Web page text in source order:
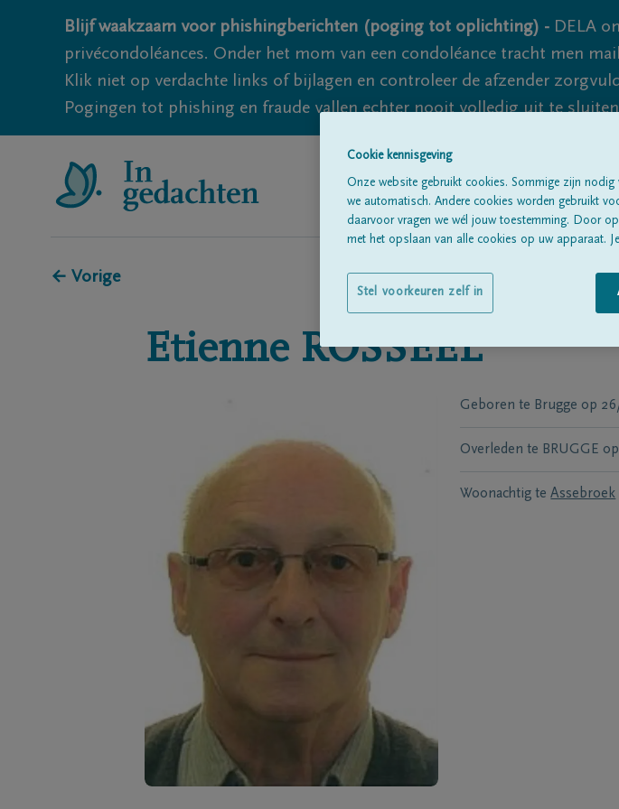
Blijf waakzaam voor phishingberichten (poging tot oplichting) - DELA
privécondoléances. Onder het mom van een condoléance tracht men
Klik niet op verdachte links of bijlagen en controleer de afzender
Pogingen tot phishing en fraude vallen echter nooit volledig uit te
← Vorige
Etienne ROSSEEL
Geboren te Brugge op
Overleden te BRUGGE op
Woonachtig te Assebroek
Cookie kennisgeving
Onze website gebruikt cookies. Sommige zijn
we automatisch. Andere cookies worden gebruikt
daarvoor vragen we wél jouw toestemming. Door
met het opslaan van alle cookies op uw apparaat.
Stel voorkeuren zelf in